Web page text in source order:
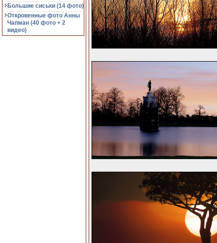
Большие сиськи (14 фото)
Откровенные фото Анны
Чапман (40 фото + 2
видео)